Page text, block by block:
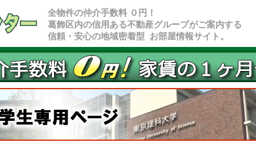
全物件の仲介手数料 ０円！
葛飾区内の信用ある不動産グループがご案内する
信頼・安心の地域密着型 お部屋情報サイト。